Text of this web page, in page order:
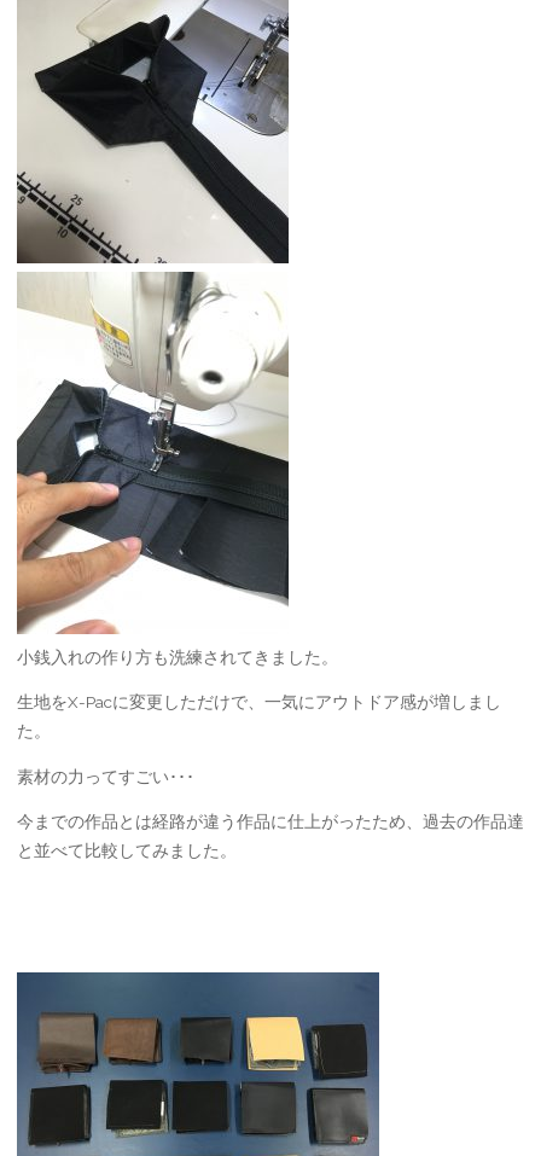
小銭入れの作り方も洗練されてきました。
生地をX-Pacに変更しただけで、一気にアウトドア感が増しまし
た。
素材の力ってすごい･･･
今までの作品とは経路が違う作品に仕上がったため、過去の作品達
と並べて比較してみました。